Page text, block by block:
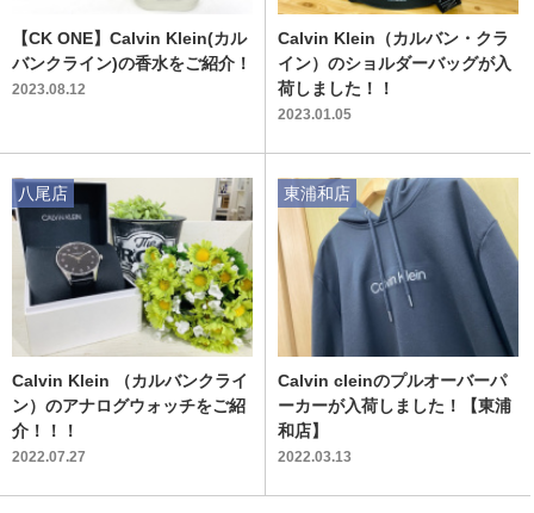
【CK ONE】Calvin Klein(カル
バンクライン)の香水をご紹介！
2023.08.12
Calvin Klein（カルバン・クラ
イン）のショルダーバッグが入
荷しました！！
2023.01.05
Calvin Klein （カルバンクライ
ン）のアナログウォッチをご紹
介！！！
2022.07.27
八尾店
Calvin cleinのプルオーバーパ
ーカーが入荷しました！【東浦
和店】
2022.03.13
東浦和店